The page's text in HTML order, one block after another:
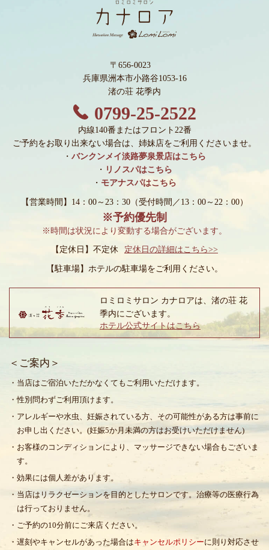
〒656-0023
兵庫県洲本市小路谷1053-16
渚の荘 花季内
0799-25-2522
内線140番またはフロント22番
ご予約をお取り出来ない場合は、姉妹店をご利用くださいませ。
・ バンクンメイ淡路夢泉景店はこちら
・ リノスパはこちら
・ モアナスパはこちら
【営業時間】14：00～23：30 （受付時間／13：00～22：00）
※予約優先制
※時間は状況により変動する場合がございます。
【定休日】不定休 定休日の詳細はこちら>>
【駐車場】 ホテルの駐車場をご利用ください。
ロミロミサロン カナロアは、渚の荘 花
季内にございます。
ホテル公式サイトはこちら
＜ご案内＞
・当店はご宿泊いただかなくてもご利用いただけます。
・性別問わずご利用頂けます。
・アレルギーや水虫、妊娠されている方、その可能性がある方は事前に
お申し出ください。(妊娠5か月未満の方はお受けいただけません)
・お客様のコンディションにより、マッサージできない場合もございま
す。
・効果には個人差があります。
・当店はリラクゼーションを目的としたサロンです。治療等の医療行為
は行っておりません。
・ご予約の10分前にご来店ください。
・遅刻やキャンセルがあった場合はキャンセルポリシーに則り対応させ